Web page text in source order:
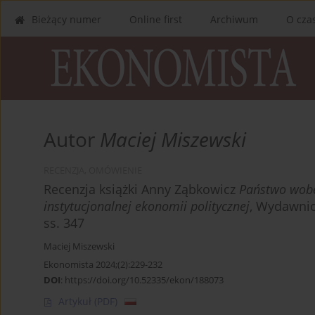
Bieżący numer Online first Archiwum O
Autor Maciej Miszewski
Recenzja książki Anny Ząbkowicz Państwo
instytucjonalnej ekonomii politycznej,
ss. 347
Maciej Miszewski
Ekonomista 2024;(2):229-232
DOI: https://doi.org/10.52335/ekon/188073
Artykuł (PDF)